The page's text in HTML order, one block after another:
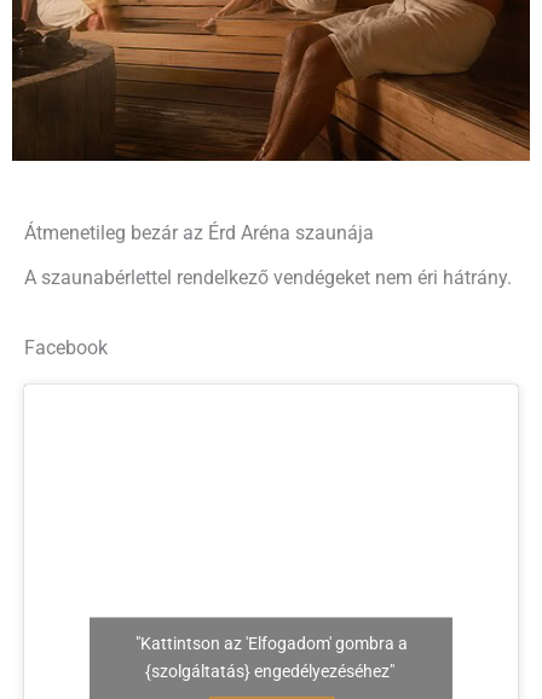
Átmenetileg bezár az Érd Aréna szaunája
A szaunabérlettel rendelkező vendégeket nem éri hátrány.
Facebook
"Kattintson az 'Elfogadom' gombra a
{szolgáltatás} engedélyezéséhez"